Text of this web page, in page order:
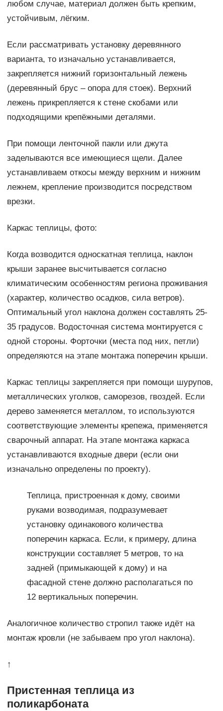
любом случае, материал должен быть крепким,
устойчивым, лёгким.
Если рассматривать установку деревянного
варианта, то изначально устанавливается,
закрепляется нижний горизонтальный лежень
(деревянный брус – опора для стоек). Верхний
лежень прикрепляется к стене скобами или
подходящими крепёжными деталями.
При помощи ленточной пакли или джута
заделываются все имеющиеся щели. Далее
устанавливаем откосы между верхним и нижним
лежнем, крепление производится посредством
врезки.
Каркас теплицы, фото:
Когда возводится односкатная теплица, наклон
крыши заранее высчитывается согласно
климатическим особенностям региона проживания
(характер, количество осадков, сила ветров).
Оптимальный угол наклона должен составлять 25-
35 градусов. Водосточная система монтируется с
одной стороны. Форточки (места под них, петли)
определяются на этапе монтажа поперечин крыши.
Каркас теплицы закрепляется при помощи шурупов,
металлических уголков, саморезов, гвоздей. Если
дерево заменяется металлом, то используются
соответствующие элементы крепежа, применяется
сварочный аппарат. На этапе монтажа каркаса
устанавливаются входные двери (если они
изначально определены по проекту).
Теплица, пристроенная к дому, своими
руками возводимая, подразумевает
установку одинакового количества
поперечин каркаса. Если, к примеру, длина
конструкции составляет 5 метров, то на
задней (примыкающей к дому) и на
фасадной стене должно располагаться по
12 вертикальных поперечин.
Аналогичное количество стропил также идёт на
монтаж кровли (не забываем про угол наклона).
↑
Пристенная теплица из
поликарбоната